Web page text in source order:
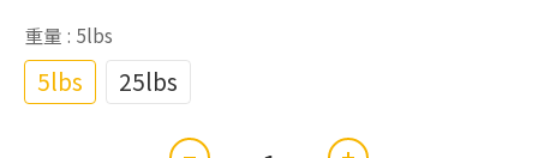
重量 : 5lbs
5lbs 25lbs